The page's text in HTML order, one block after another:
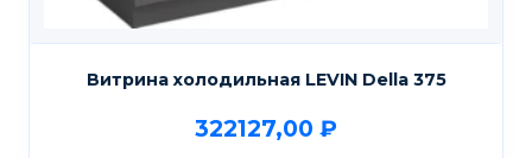
Витрина холодильная LEVIN Della 375
322127,00 ₽